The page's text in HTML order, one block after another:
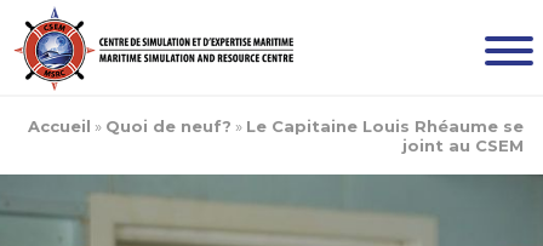
Accueil » Quoi de neuf? » Le Capitaine Louis Rhéaume se
joint au CSEM